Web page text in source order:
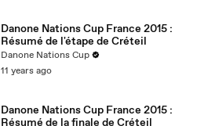
Danone Nations Cup France 2015 :
Résumé de l'étape de Créteil
Danone Nations Cup
11 years ago
Danone Nations Cup France 2015 :
Résumé de la finale de Créteil